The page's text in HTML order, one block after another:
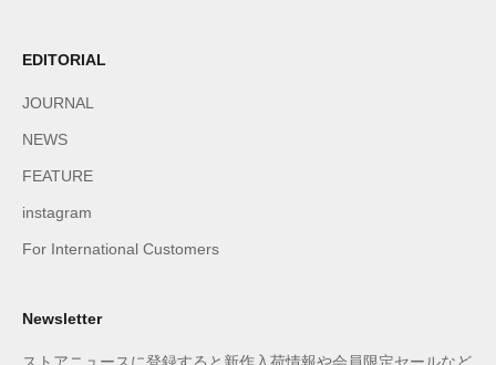
EDITORIAL
JOURNAL
NEWS
FEATURE
instagram
For International Customers
Newsletter
ストアニュースに登録すると新作入荷情報や会員限定セールなど